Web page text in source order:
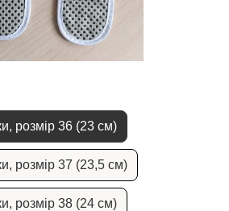
розмір 36 (23 см)
розмір 37 (23,5 см)
розмір 38 (24 см)